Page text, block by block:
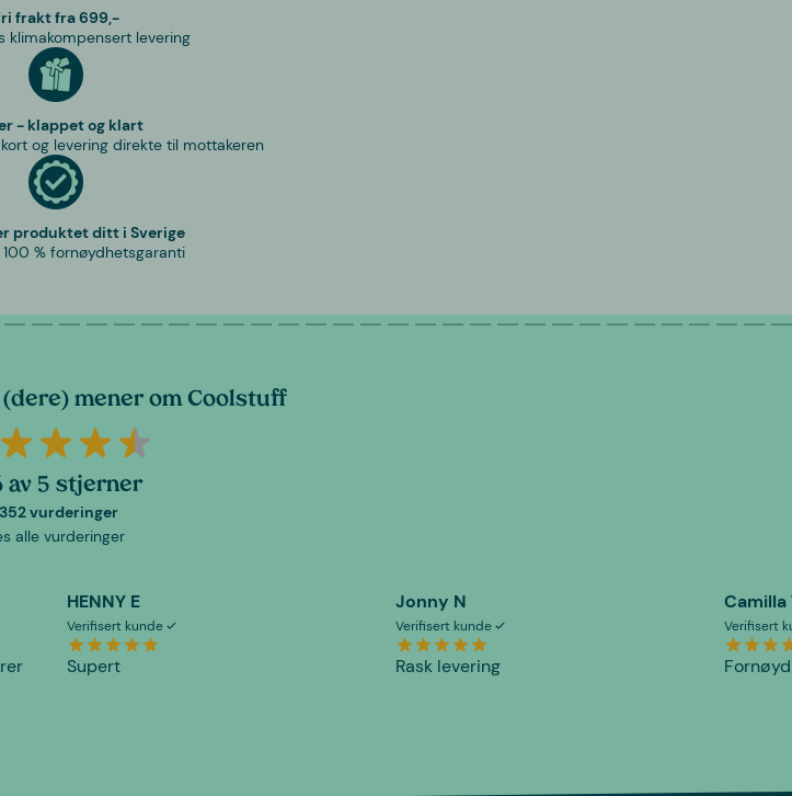
frakt fra 699,-
klimakompensert levering
- klappet og klart
og levering direkte til mottakeren
produktet ditt i Sverige
% fornøydhetsgaranti
mener om Coolstuff
av 5 stjerner
vurderinger
alle vurderinger
HENNY E
Verifisert kunde
Supert
Jonny N
Verifisert kunde
Rask levering
Camilla
Verifisert
Fornøyd